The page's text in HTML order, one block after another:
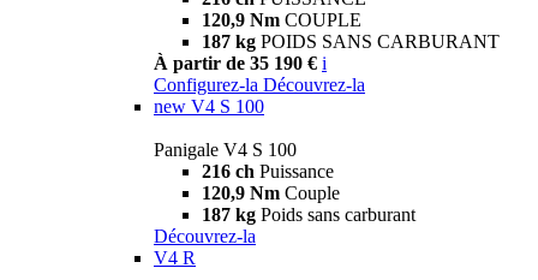
120,9 Nm COUPLE
187 kg POIDS SANS CARBURANT
À partir de 35 190 € i
Configurez-la Découvrez-la
new V4 S 100
Panigale V4 S 100
216 ch Puissance
120,9 Nm Couple
187 kg Poids sans carburant
Découvrez-la
V4 R